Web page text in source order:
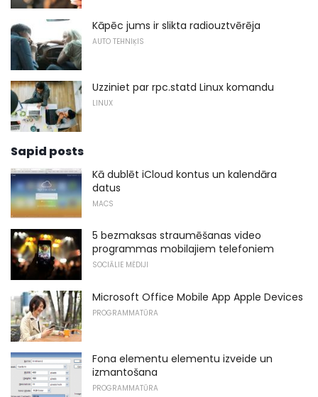
Kāpēc jums ir slikta radiouztvērēja
AUTO TEHNIĶIS
Uzziniet par rpc.statd Linux komandu
LINUX
Sapid posts
Kā dublēt iCloud kontus un kalendāra
datus
MACS
5 bezmaksas straumēšanas video
programmas mobilajiem telefoniem
SOCIĀLIE MĒDIJI
Microsoft Office Mobile App Apple Devices
PROGRAMMATŪRA
Fona elementu elementu izveide un
izmantošana
PROGRAMMATŪRA